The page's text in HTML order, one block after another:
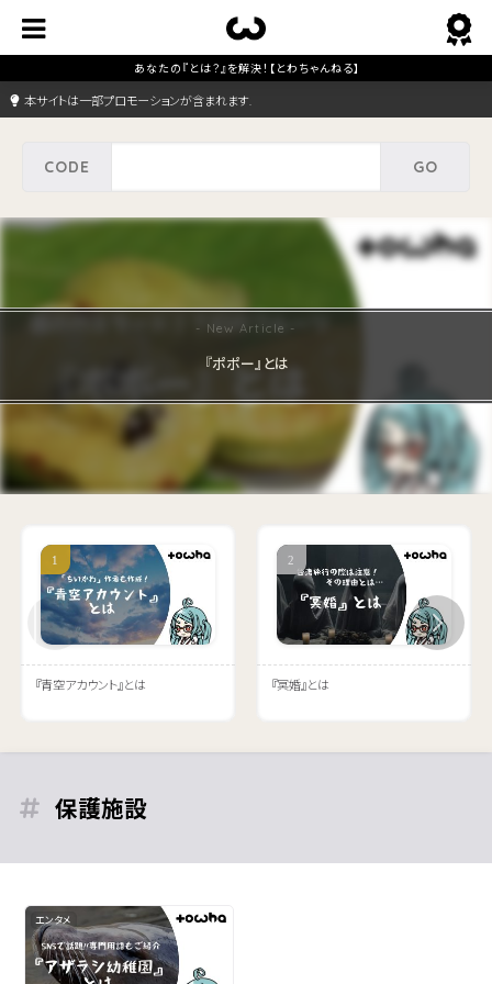
本サイトは一部プロモーションが含まれます.
『ポポー』とは
『青空アカウント』とは 『冥婚』とは
保護施設
エンタメ